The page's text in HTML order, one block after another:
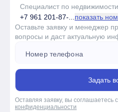
Специалист по недвижимости
+7 961 201-87-... показать
Оставьте заявку и менеджер
вопросы и даст актуальную
Задать
Оставляя заявку, вы соглашаетесь с
конфиденциальности